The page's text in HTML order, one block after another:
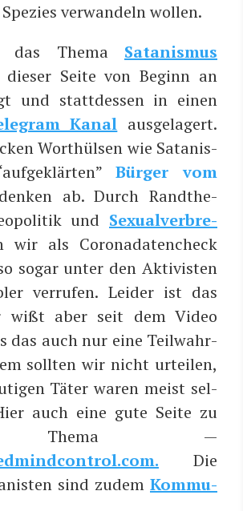
ver­wan­deln wollen.
das The­ma Sata­nis­mus
Sei­te von Beginn an
und statt­des­sen in einen
Kanal aus­ge­la­gert.
Wort­hül­sen wie Sata­nis­
Bür­ger vom
ab. Durch Rand­the­
und Sexu­al­ver­bre­
wir als Coro­na­da­ten­check
sogar unter den Akti­vis­ten
ver­ru­fen. Lei­der ist das
wißt aber seit dem Video
das auch nur eine Teil­wahr­
soll­ten wir nicht urtei­len,
Täter waren meist sel­
auch eine gute Sei­te zu
The­ma —
Die
sind zudem Kom­mu­